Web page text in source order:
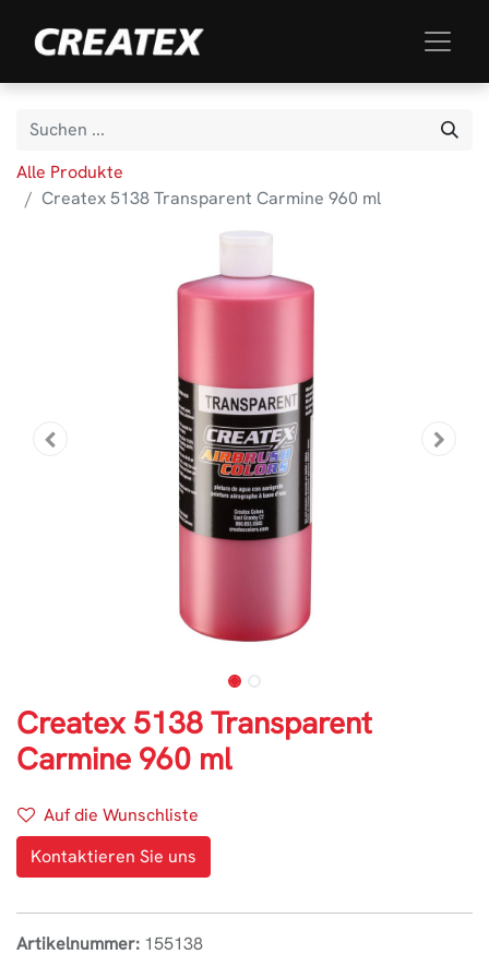
Alle Produkte
Createx 5138 Transparent Carmine 960 ml
Createx 5138 Transparent
Carmine 960 ml
Auf die Wunschliste
Kontaktieren Sie uns
Artikelnummer: 155138